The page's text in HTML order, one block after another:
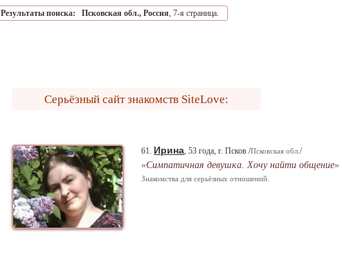
Результаты поиска: Псковская обл., Россия, 7-я страница.
Серьёзный сайт знакомств SiteLove:
61. Ирина, 53 года, г. Псков /Псковская обл. /
«Симпатичная девушка. Хочу найти общение»
Знакомства для серьёзных отношений.